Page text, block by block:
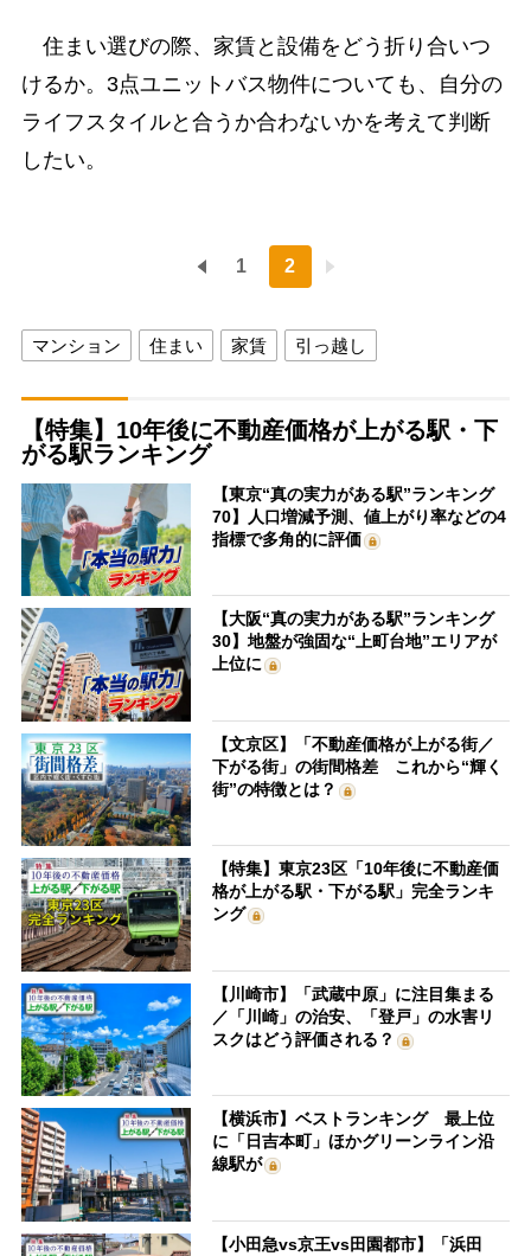
住まい選びの際、家賃と設備をどう折り合いつ
けるか。3点ユニットバス物件についても、自分の
ライフスタイルと合うか合わないかを考えて判断
したい。
1 2
マンション 住まい 家賃 引っ越し
【特集】10年後に不動産価格が上がる駅・下
がる駅ランキング
【東京“真の実力がある駅”ランキング
70】人口増減予測、値上がり率などの4
指標で多角的に評価
【大阪“真の実力がある駅”ランキング
30】地盤が強固な“上町台地”エリアが
上位に
【文京区】「不動産価格が上がる街／
下がる街」の街間格差 これから“輝く
街”の特徴とは？
【特集】東京23区「10年後に不動産価
格が上がる駅・下がる駅」完全ランキ
ング
【川崎市】「武蔵中原」に注目集まる
／「川崎」の治安、「登戸」の水害リ
スクはどう評価される？
【横浜市】ベストランキング 最上位
に「日吉本町」ほかグリーンライン沿
線駅が
【小田急vs京王vs田園都市】「浜田